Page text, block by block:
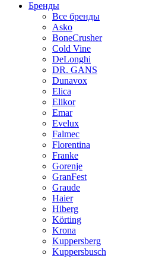
Бренды
Все бренды
Asko
BoneCrusher
Cold Vine
DeLonghi
DR. GANS
Dunavox
Elica
Elikor
Emar
Evelux
Falmec
Florentina
Franke
Gorenje
GranFest
Graude
Haier
Hiberg
Körting
Krona
Kuppersberg
Kuppersbusch